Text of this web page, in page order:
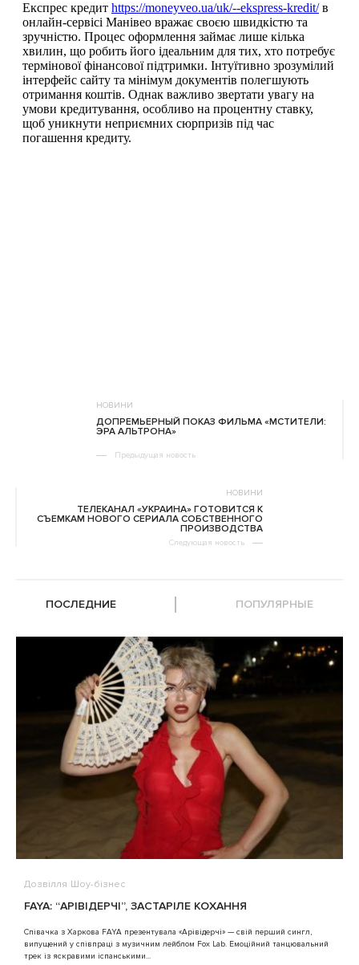
НОВИНИ
ДОПРЕМЬЕРНЫЙ ПОКАЗ ФИЛЬМА «МСТИТЕЛИ:
ЭРА АЛЬТРОНА»
Предыдущая новость
НОВИНИ
ТЕЛЕКАНАЛ «УКРАИНА» ГОТОВИТСЯ К
СЪЕМКАМ НОВОГО СЕРИАЛА СОБСТВЕННОГО
ПРОИЗВОДСТВА
Следующая новость
ПОСЛЕДНИЕ ПОПУЛЯРНЫЕ
Дозвілля Шоу-бізнес
FAYA: “АРІВІДЕРЧІ”, ЗАСТАРІЛЕ КОХАННЯ
Співачка з Харкова FAYA презентувала «Арівідерчі» — свій перший сингл,
випущений у співпраці з музичним лейблом Fox Lab. Емоційний танцювальний
трек із яскравими іспанськими...